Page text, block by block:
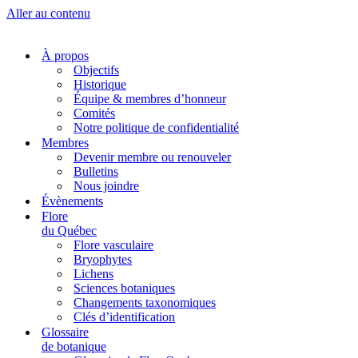
Aller au contenu
À propos
Objectifs
Historique
Équipe & membres d’honneur
Comités
Notre politique de confidentialité
Membres
Devenir membre ou renouveler
Bulletins
Nous joindre
Évènements
Flore
du Québec
Flore vasculaire
Bryophytes
Lichens
Sciences botaniques
Changements taxonomiques
Clés d’identification
Glossaire
de botanique